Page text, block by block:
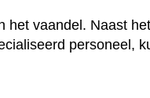
het vaandel. Naast
personeel,